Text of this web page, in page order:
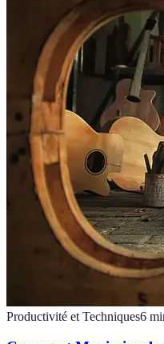
Productivité et Techniques6